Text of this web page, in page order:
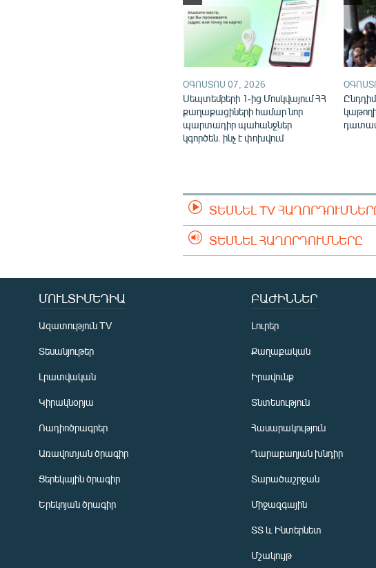
ՕԳՈՍՏՈՍ 07, 2026
Սեպտեմբերի 1-ից Մոսկվայում ՀՀ
քաղաքացիների համար նոր
պարտադիր պահանջներ
կգործեն. ինչ է փոխվում
ՏԵՍՆԵԼ TV
ՏԵՍՆԵԼ ՀԱՂՈՐԴՈՒՄՆԵՐԸ
ՄՈՒԼՏԻՄԵԴԻԱ
Ազատություն TV
Տեսանյութեր
Լրատվական
Կիրակնօրյա
Ռադիոծրագրեր
Առավոտյան ծրագիր
Ցերեկային ծրագիր
Երեկոյան ծրագիր
ԲԱԺԻՆՆԵՐ
Լուրեր
Քաղաքական
Իրավունք
Տնտեսություն
Հասարակություն
Ղարաբաղյան խնդիր
Տարածաշրջան
Միջազգային
ՏՏ և Ինտերնետ
Մշակույթ